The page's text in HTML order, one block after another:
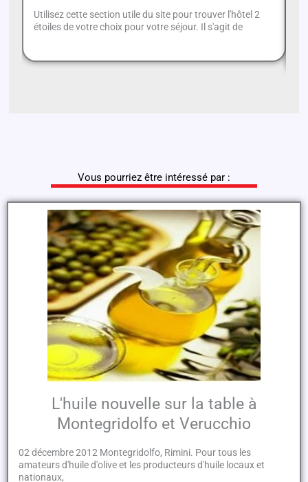
Utilisez cette section utile du site pour trouver l'hôtel 2
étoiles de votre choix pour votre séjour. Il s'agit de
Vous pourriez être intéressé par :
L'huile nouvelle sur la table à
Montegridolfo et Verucchio
02 décembre 2012 Montegridolfo, Rimini. Pour tous les
amateurs d'huile d'olive et les producteurs d'huile locaux et
nationaux,